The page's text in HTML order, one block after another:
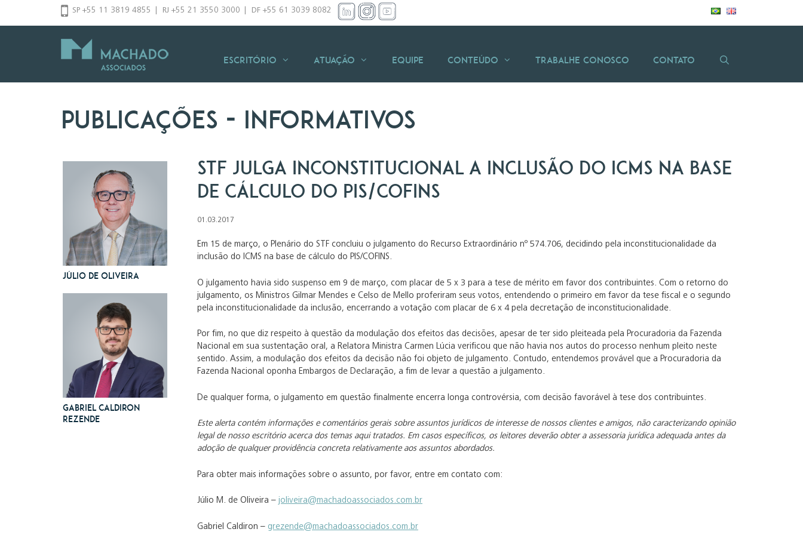
SP +55 11 3819 4855 RJ +55 21 3550 3000 DF +55 61 3039 8082
Escritório Atuação Equipe Conteúdo Trabalhe Conosco Contato
Publicações - informativos
Júlio de Oliveira
Gabriel Caldiron
Rezende
STF julga inconstitucional a inclusão do ICMS na base
de cálculo do PIS/COFINS
01.03.2017
Em 15 de março, o Plenário do STF concluiu o julgamento do Recurso Extraordinário nº 574.706, decidindo pela inconstitucionalidade da
inclusão do ICMS na base de cálculo do PIS/COFINS.
O julgamento havia sido suspenso em 9 de março, com placar de 5 x 3 para a tese de mérito em favor dos contribuintes. Com o retorno do
julgamento, os Ministros Gilmar Mendes e Celso de Mello proferiram seus votos, entendendo o primeiro em favor da tese fiscal e o segundo
pela inconstitucionalidade da inclusão, encerrando a votação com placar de 6 x 4 pela decretação de inconstitucionalidade.
Por fim, no que diz respeito à questão da modulação dos efeitos das decisões, apesar de ter sido pleiteada pela Procuradoria da Fazenda
Nacional em sua sustentação oral, a Relatora Ministra Carmen Lúcia verificou que não havia nos autos do processo nenhum pleito neste
sentido. Assim, a modulação dos efeitos da decisão não foi objeto de julgamento. Contudo, entendemos provável que a Procuradoria da
Fazenda Nacional oponha Embargos de Declaração, a fim de levar a questão a julgamento.
De qualquer forma, o julgamento em questão finalmente encerra longa controvérsia, com decisão favorável à tese dos contribuintes.
Este alerta contém informações e comentários gerais sobre assuntos jurídicos de interesse de nossos clientes e amigos, não caracterizando opinião
legal de nosso escritório acerca dos temas aqui tratados. Em casos específicos, os leitores deverão obter a assessoria jurídica adequada antes da
adoção de qualquer providência concreta relativamente aos assuntos abordados.
Para obter mais informações sobre o assunto, por favor, entre em contato com:
Júlio M. de Oliveira – joliveira@machadoassociados.com.br
Gabriel Caldiron – grezende@machadoassociados.com.br